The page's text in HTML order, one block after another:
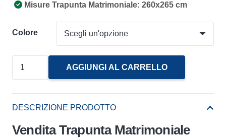
Misure Trapunta Matrimoniale: 260x265 cm
Colore
Matrimoniale
Unita
Caleffi
AGGIUNGI AL CARRELLO
DESCRIZIONE PRODOTTO
Vendita Trapunta Matrimoniale